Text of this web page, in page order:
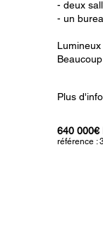
- deux
- un
Plus
640 000€
référence :